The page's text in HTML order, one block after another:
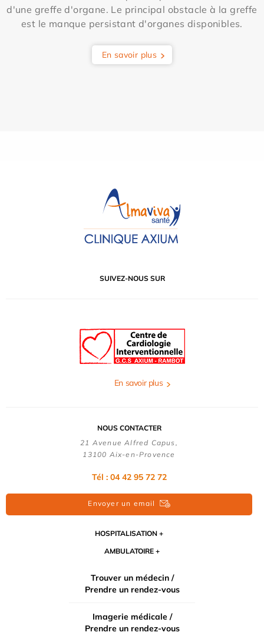
d'une greffe d'organe. Le principal obstacle à la greffe
est le manque persistant d'organes disponibles.
En savoir plus
SUIVEZ-NOUS SUR
En savoir plus
NOUS CONTACTER
21 Avenue Alfred Capus,
13100 Aix-en-Provence
Tél : 04 42 95 72 72
Envoyer un email
HOSPITALISATION
AMBULATOIRE
Trouver un médecin /
Prendre un rendez-vous
Imagerie médicale /
Prendre un rendez-vous